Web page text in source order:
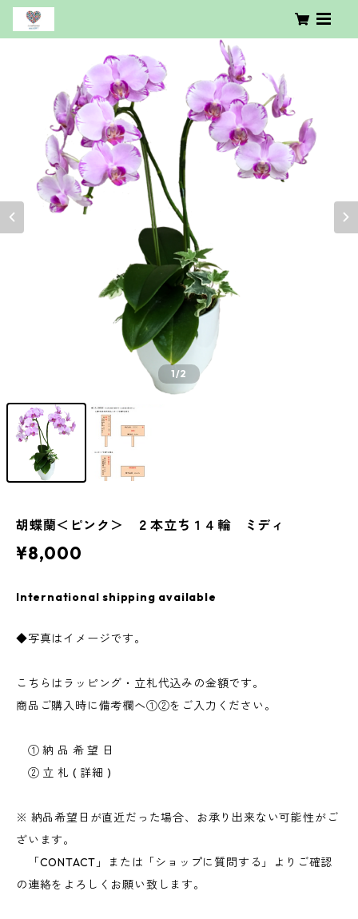
1/2
胡蝶蘭＜ピンク＞ ２本立ち１４輪 ミディ
¥8,000
International shipping available
◆写真はイメージです。
こちらはラッピング・立札代込みの金額です。
商品ご購入時に備考欄へ①②をご入力ください。
① 納 品 希 望 日
② 立 札 ( 詳細 )
※ 納品希望日が直近だった場合、お承り出来ない可能性がご
ざいます。
「CONTACT」または「ショップに質問する」よりご確認
の連絡をよろしくお願い致します。